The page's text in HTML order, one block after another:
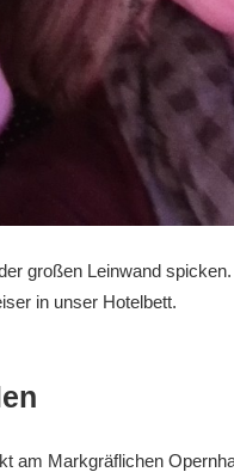
großen Leinwand
in unser Hotelbett.
am Markgräflichen